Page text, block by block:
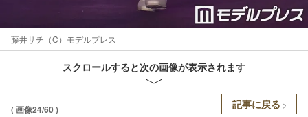
藤井サチ（C）モデルプレス
スクロールすると次の画像が表示されます
( 画像24/60 ) 記事に戻る